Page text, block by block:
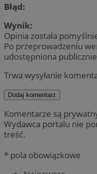
Błąd:
Wynik:
Opinia została
Po przeprowadzeniu
udostępniona
Trwa wysyłanie
Dodaj komentarz
Komentarze są
Wydawca portalu nie
treść.
* pola obowiązkowe